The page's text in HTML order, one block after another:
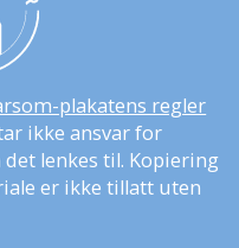
plakatens regler
ikke ansvar for
lenkes til. Kopiering
er ikke tillatt uten